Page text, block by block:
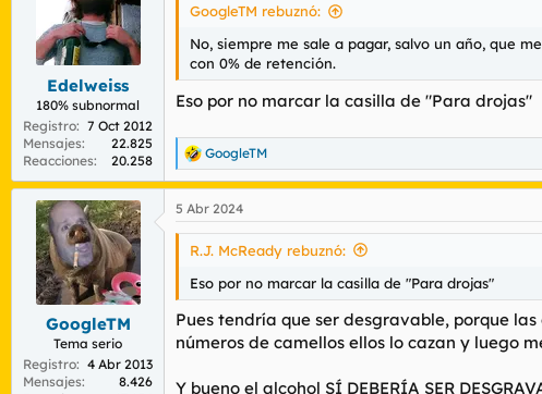
e
s
:
Edelweiss
180% subnormal
Registro
7 Oct 2012
Mensajes
22.825
Reacciones
20.258
GoogleTM rebuznó:
No, siempre me sale a pagar, salvo un año, que
con 0% de retención.
Eso por no marcar la casilla de "Para drojas"
R
e
a
c
c
e
s
GoogleTM
GoogleTM
Tema serio
Registro
4 Abr 2013
Mensajes
8.426
5 Abr 2024
R.J. McReady rebuznó:
Eso por no marcar la casilla de "Para drojas"
Pues tendría que ser desgravable, porque
números de camellos ellos lo cazan y luego
Y bueno el alcohol SÍ DEBERÍA SER